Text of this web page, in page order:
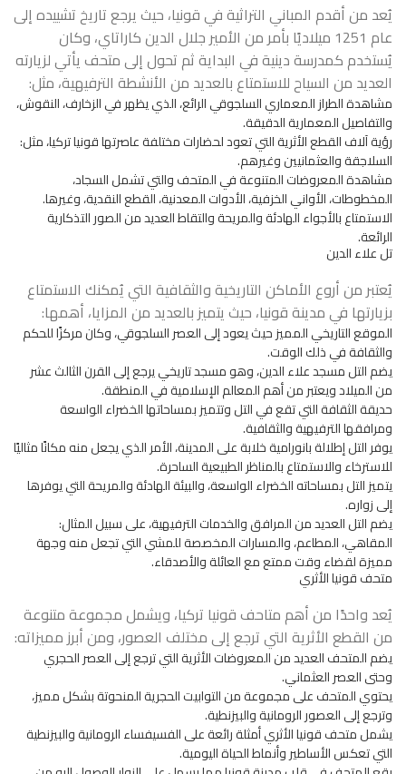
يُعد من أقدم المباني التراثية في قونيا، حيث يرجع تاريخ تشييده إلى
عام 1251 ميلاديًا بأمر من الأمير جلال الدين كاراتاي، وكان
يُستخدم كمدرسة دينية في البداية ثم تحول إلى متحف يأتي لزيارته
العديد من السياح للاستمتاع بالعديد من الأنشطة الترفيهية، مثل:
مشاهدة الطراز المعماري السلجوقي الرائع، الذي يظهر في الزخارف، النقوش،
والتفاصيل المعمارية الدقيقة.
رؤية آلاف القطع الأثرية التي تعود لحضارات مختلفة عاصرتها قونيا تركيا، مثل:
السلاجقة والعثمانيين وغيرهم.
مشاهدة المعروضات المتنوعة في المتحف والتي تشمل السجاد،
المخطوطات، الأواني الخزفية، الأدوات المعدنية، القطع النقدية، وغيرها.
الاستمتاع بالأجواء الهادئة والمريحة والتقاط العديد من الصور التذكارية
الرائعة.
تل علاء الدين
يُعتبر من أروع الأماكن التاريخية والثقافية التي يُمكنك الاستمتاع
بزيارتها في مدينة قونيا، حيث يتميز بالعديد من المزايا، أهمها:
الموقع التاريخي المميز حيث يعود إلى العصر السلجوقي، وكان مركزًا للحكم
والثقافة في ذلك الوقت.
يضم التل مسجد علاء الدين، وهو مسجد تاريخي يرجع إلى القرن الثالث عشر
من الميلاد ويعتبر من أهم المعالم الإسلامية في المنطقة.
حديقة الثقافة التي تقع في التل وتتميز بمساحاتها الخضراء الواسعة
ومرافقها الترفيهية والثقافية.
يوفر التل إطلالة بانورامية خلابة على المدينة، الأمر الذي يجعل منه مكانًا مثاليًا
للاسترخاء والاستمتاع بالمناظر الطبيعية الساحرة.
يتميز التل بمساحاته الخضراء الواسعة، والبيئة الهادئة والمريحة التي يوفرها
إلى زواره.
يضم التل العديد من المرافق والخدمات الترفيهية، على سبيل المثال:
المقاهي، المطاعم، والمسارات المخصصة للمشي التي تجعل منه وجهة
مميزة لقضاء وقت ممتع مع العائلة والأصدقاء.
متحف قونيا الأثري
يُعد واحدًا من أهم متاحف قونيا تركيا، ويشمل مجموعة متنوعة
من القطع الأثرية التي ترجع إلى مختلف العصور، ومن أبرز مميزاته:
يضم المتحف العديد من المعروضات الأثرية التي ترجع إلى العصر الحجري
وحتى العصر العثماني.
يحتوي المتحف على مجموعة من التوابيت الحجرية المنحوتة بشكل مميز،
وترجع إلى العصور الرومانية والبيزنطية.
يشمل متحف قونيا الأثري أمثلة رائعة على الفسيفساء الرومانية والبيزنطية
التي تعكس الأساطير وأنماط الحياة اليومية.